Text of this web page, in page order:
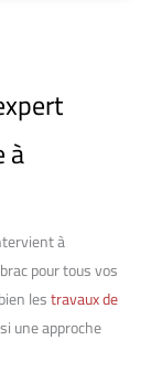
à
à
pour tous vos
lestravaux de
une approche